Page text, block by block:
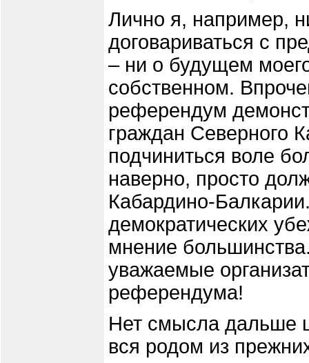
Лично я, например,
договариваться с
– ни о будущем
собственном.
референдум
граждан Северного
подчиниться воле
наверно, просто
Кабардино-
демократических
мнение
уважаемые
референдума!
Нет смысла дальше
вся родом из